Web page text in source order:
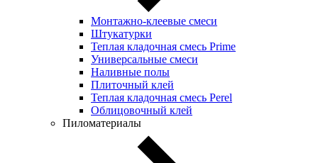
Монтажно-клеевые смеси
Штукатурки
Теплая кладочная смесь Prime
Универсальные смеси
Наливные полы
Плиточный клей
Теплая кладочная смесь Perel
Облицовочный клей
Пиломатериалы